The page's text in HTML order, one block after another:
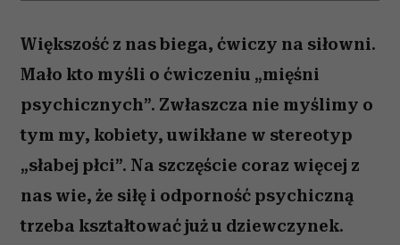
Większość z nas biega, ćwiczy na siłowni.
Mało kto myśli o ćwiczeniu „mięśni
psychicznych”. Zwłaszcza nie myślimy o
tym my, kobiety, uwikłane w stereotyp
„słabej płci”. Na szczęście coraz więcej z
nas wie, że siłę i odporność psychiczną
trzeba kształtować już u dziewczynek.